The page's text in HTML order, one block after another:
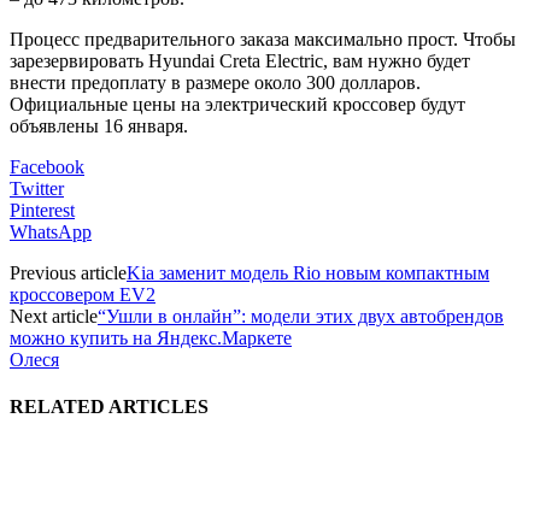
Процесс предварительного заказа максимально прост. Чтобы
зарезервировать Hyundai Creta Electric, вам нужно будет
внести предоплату в размере около 300 долларов.
Официальные цены на электрический кроссовер будут
объявлены 16 января.
Facebook
Twitter
Pinterest
WhatsApp
Previous articleKia заменит модель Rio новым компактным
кроссовером EV2
Next article“Ушли в онлайн”: модели этих двух автобрендов
можно купить на Яндекс.Маркете
Олеся
RELATED ARTICLES